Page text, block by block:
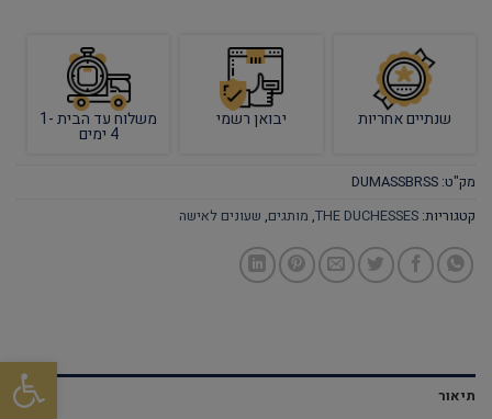
פתח
שנתיים אחריות יבואן רשמי משלוח עד הבית 1-
4 ימים
מק"ט: DUMASSBRSS
קטגוריות: THE DUCHESSES
, מותגים, שעונים לאישה
תיאור